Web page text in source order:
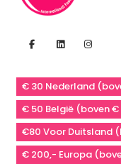
€ 30 Nederland
€ 50 België (boven
€80 Voor Duitsland
€ 200,- Europa